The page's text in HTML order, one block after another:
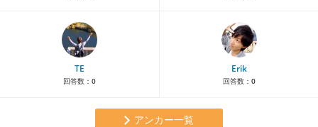
TE
回答数： 0
Erik
回答数： 0
アンカー一覧